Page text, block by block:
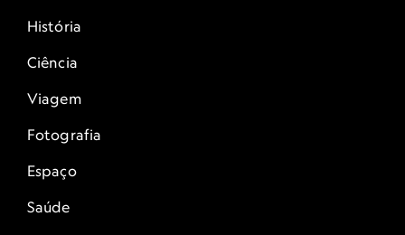
História
Ciência
Viagem
Fotografia
Espaço
Saúde